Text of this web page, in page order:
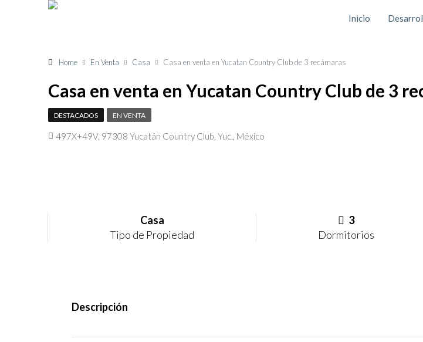
Inicio
Home En Venta Casa Casa en venta en Yucatan Country Club de 3 recámaras
Casa en venta en Yucatan Country Club de 3
DESTACADOS EN VENTA
497X+49V, 97308 Yucatán Country Club, Yuc., México
Casa
Tipo de Propiedad
3
Dormitorios
Descripción